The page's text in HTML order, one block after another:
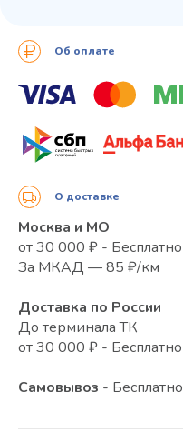
Об оплате
О доставке
Москва и МО
от 30 000 ₽ - Бесплатно
За МКАД — 85 ₽/км
Доставка по России
До терминала ТК
от 30 000 ₽ - Бесплатно
Самовывоз - Бесплатно